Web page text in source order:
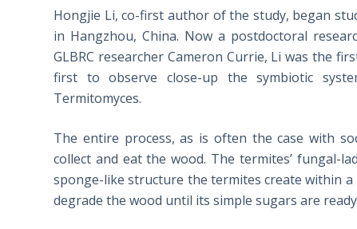
Hongjie Li, co-first author of the study, began
in Hangzhou, China. Now a postdoctoral
GLBRC researcher Cameron Currie, Li was the
first to observe close-up the symbiotic
Termitomyces.
The entire process, as is often the case with
collect and eat the wood. The termites’ fungal-
sponge-like structure the termites create within
degrade the wood until its simple sugars are